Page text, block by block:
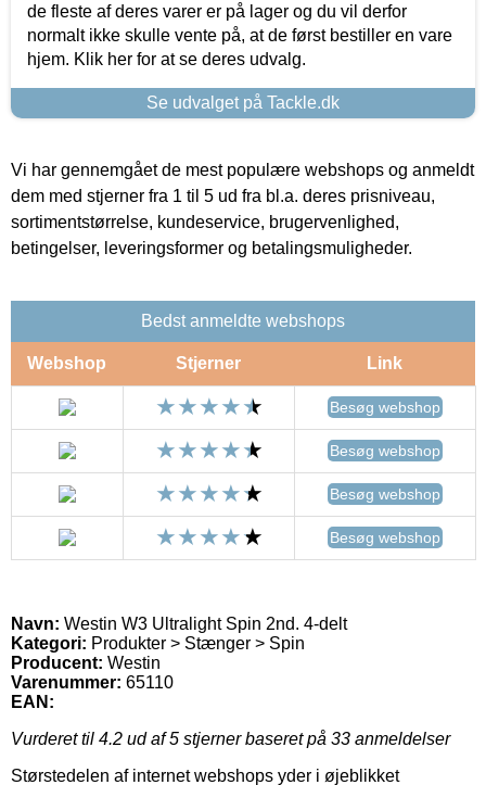
de fleste af deres varer er på lager og du vil derfor
normalt ikke skulle vente på, at de først bestiller en vare
hjem. Klik her for at se deres udvalg.
Se udvalget på Tackle.dk
Vi har gennemgået de mest populære webshops og anmeldt
dem med stjerner fra 1 til 5 ud fra bl.a. deres prisniveau,
sortimentstørrelse, kundeservice, brugervenlighed,
betingelser, leveringsformer og betalingsmuligheder.
Bedst anmeldte webshops
Webshop Stjerner Link
Besøg webshop
Besøg webshop
Besøg webshop
Besøg webshop
Navn: Westin W3 Ultralight Spin 2nd. 4-delt
Kategori: Produkter > Stænger > Spin
Producent: Westin
Varenummer: 65110
EAN:
Vurderet til 4.2 ud af 5 stjerner baseret på 33 anmeldelser
Størstedelen af internet webshops yder i øjeblikket